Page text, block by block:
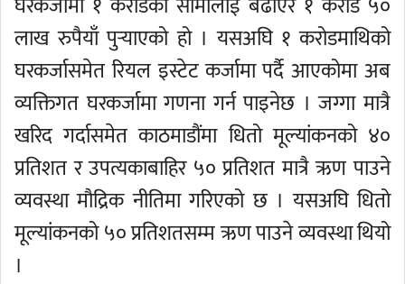
लाख रुपैयाँ पुर्‍याएको हो । यसअघि १ करोडमाथिको
घरकर्जासमेत रियल इस्टेट कर्जामा पर्दै आएकोमा अब
व्यक्तिगत घरकर्जामा गणना गर्न पाइनेछ । जग्गा मात्रै
खरिद गर्दासमेत काठमाडौंमा धितो मूल्यांकनको ४०
प्रतिशत र उपत्यकाबाहिर ५० प्रतिशत मात्रै ऋण पाउने
व्यवस्था मौद्रिक नीतिमा गरिएको छ । यसअघि धितो
मूल्यांकनको ५० प्रतिशतसम्म ऋण पाउने व्यवस्था थियो
।